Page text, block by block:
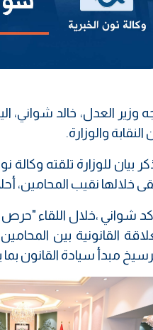
وزير العدل، خالد شواني،
النقابة والوزارة.
بيان للوزارة تلقته وكالة
خلالها نقيب المحامين،
شواني ،خلال اللقاء "حرص
القانونية بين
مبدأ سيادة القانون